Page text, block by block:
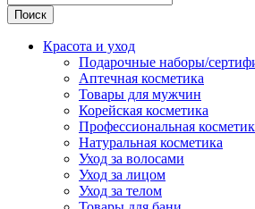
Поиск
Красота и уход
Подарочные наборы/
Аптечная косметика
Товары для мужчин
Корейская косметика
Профессиональная
Натуральная косметика
Уход за волосами
Уход за лицом
Уход за телом